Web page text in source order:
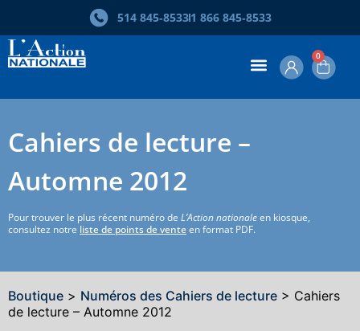
514 845‑85331 866 845‑8533
0
Cahiers de lecture –
Automne 2012
Pour trouver le plus récent numéro de L’Action nationaleen kiosque,
consultez notre liste de points de venteen format PDF.
Boutique > Numéros des Cahiers de lecture > Cahiers
de lecture – Automne 2012